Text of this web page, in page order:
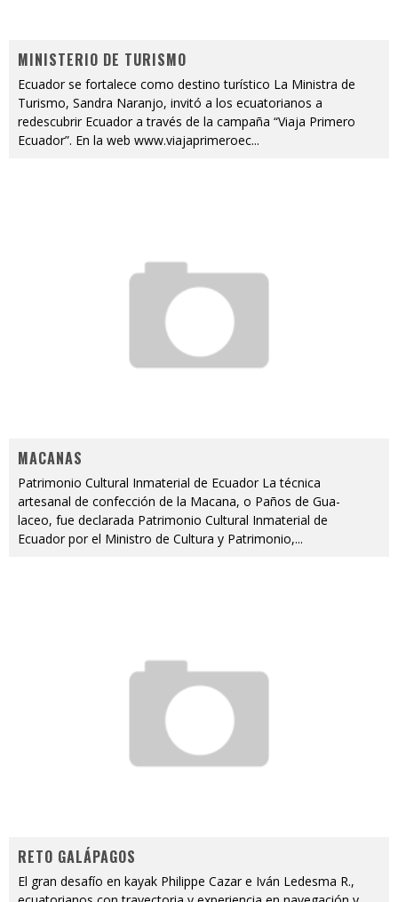
MINISTERIO DE TURISMO
Ecuador se fortalece como destino turístico La Ministra de
Turismo, Sandra Naranjo, invitó a los ecuatorianos a
redescubrir Ecuador a través de la campaña “Viaja Primero
Ecuador”. En la web www.viajaprimeroec...
MACANAS
Patrimonio Cultural Inmaterial de Ecuador La técnica
artesanal de confección de la Macana, o Paños de Gua-
laceo, fue declarada Patrimonio Cultural Inmaterial de
Ecuador por el Ministro de Cultura y Patrimonio,...
RETO GALÁPAGOS
El gran desafío en kayak Philippe Cazar e Iván Ledesma R.,